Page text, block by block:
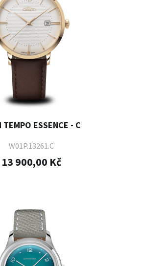
TEMPO ESSENCE - C
W01P.13261.C
13 900,00 Kč